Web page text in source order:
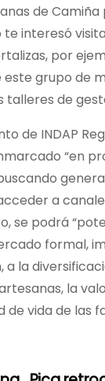
de
interesó
por
grupo de
talleres de
de INDAP
“en
a
se podrá
formal,
la
la
vida de las